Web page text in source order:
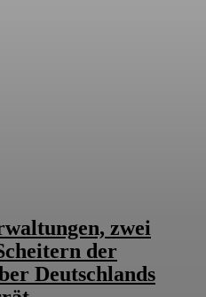
zwei
der
Deutschlands